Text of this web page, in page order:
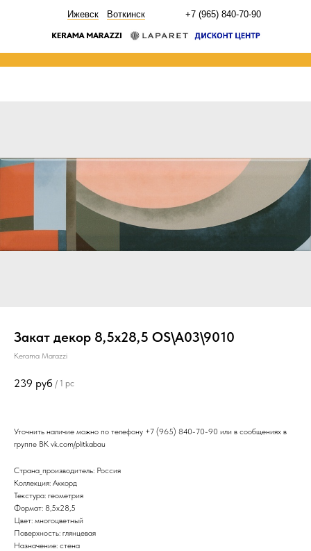
+7 (965) 840-70-90
Ижевск Воткинск
Закат декор 8,5х28,5 OS\A03\9010
Kerama Marazzi
239 руб / 1 pc
Уточнить наличие можно по телефону +7 (965) 840-70-90 или в сообщениях в
группе ВК vk.com/plitkabau
Страна_производитель: Россия
Коллекция: Аккорд
Текстура: геометрия
Формат: 8,5x28,5
Цвет: многоцветный
Поверхность: глянцевая
Назначение: стена